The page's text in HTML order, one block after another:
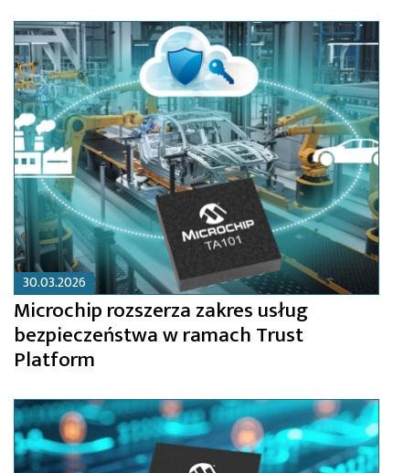
30.03.2026
Microchip rozszerza zakres usług
bezpieczeństwa w ramach Trust
Platform